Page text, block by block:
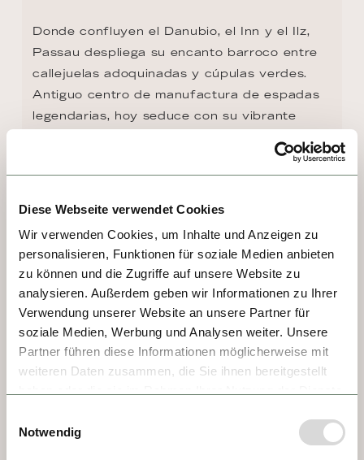
Diese Webseite verwendet Cookies
Wir verwenden Cookies, um Inhalte und Anzeigen zu
personalisieren, Funktionen für soziale Medien anbieten
zu können und die Zugriffe auf unsere Website zu
analysieren. Außerdem geben wir Informationen zu Ihrer
Verwendung unserer Website an unsere Partner für
soziale Medien, Werbung und Analysen weiter. Unsere
Partner führen diese Informationen möglicherweise mit
weiteren Daten zusammen, die Sie ihnen bereitgestellt
Notwendig
Donde confluyen el Danubio, el Inn y el Ilz,
Passau despliega su encanto barroco entre
callejuelas adoquinadas y cúpulas verdes.
Antiguo centro de manufactura de espadas
legendarias, hoy seduce con su vibrante
San Esteban —que alberga uno de los
mayores órganos del mundo— y la fortaleza